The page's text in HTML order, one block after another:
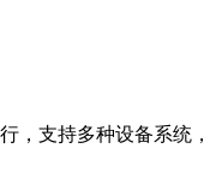
，支持多种设备系统